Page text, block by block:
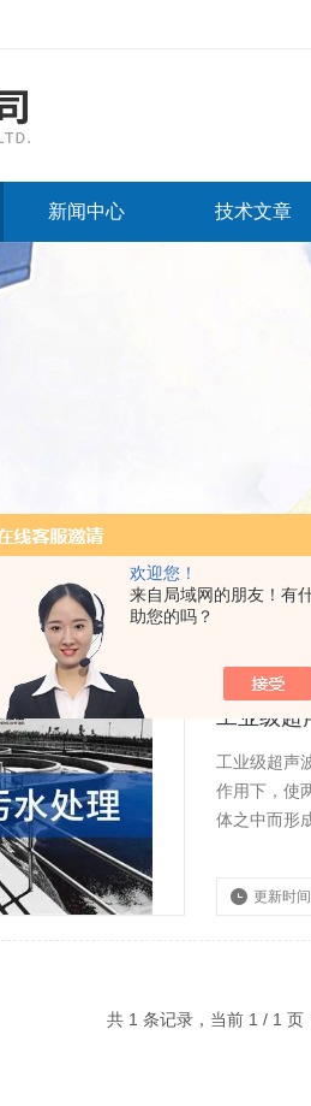
欢迎您！
来自局域网的朋友！有
助您的吗？
新闻中心 技术文章
工业级超
工业级超声
作用下，使
体之中而形
更新时
共 1 条记录，当前 1 / 1